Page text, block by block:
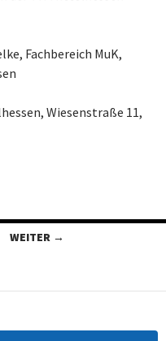
Fachbereich MuK,
Wiesenstraße 11,
WEITER →